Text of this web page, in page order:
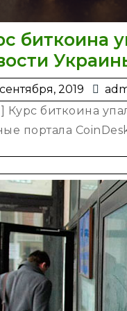
биткоина
2019
20
2019
Курс биткоина
портала